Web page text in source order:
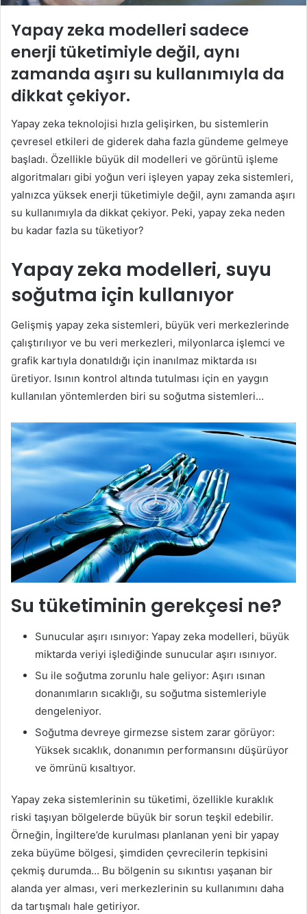
Yapay zeka modelleri sadece
enerji tüketimiyle değil, aynı
zamanda aşırı su kullanımıyla da
dikkat çekiyor.
Yapay zeka teknolojisi hızla gelişirken, bu sistemlerin
çevresel etkileri de giderek daha fazla gündeme gelmeye
başladı. Özellikle büyük dil modelleri ve görüntü işleme
algoritmaları gibi yoğun veri işleyen yapay zeka sistemleri,
yalnızca yüksek enerji tüketimiyle değil, aynı zamanda aşırı
su kullanımıyla da dikkat çekiyor. Peki, yapay zeka neden
bu kadar fazla su tüketiyor?
Yapay zeka modelleri, suyu
soğutma için kullanıyor
Gelişmiş yapay zeka sistemleri, büyük veri merkezlerinde
çalıştırılıyor ve bu veri merkezleri, milyonlarca işlemci ve
grafik kartıyla donatıldığı için inanılmaz miktarda ısı
üretiyor. Isının kontrol altında tutulması için en yaygın
kullanılan yöntemlerden biri su soğutma sistemleri…
Su tüketiminin gerekçesi ne?
Sunucular aşırı ısınıyor: Yapay zeka modelleri, büyük
miktarda veriyi işlediğinde sunucular aşırı ısınıyor.
Su ile soğutma zorunlu hale geliyor: Aşırı ısınan
donanımların sıcaklığı, su soğutma sistemleriyle
dengeleniyor.
Soğutma devreye girmezse sistem zarar görüyor:
Yüksek sıcaklık, donanımın performansını düşürüyor
ve ömrünü kısaltıyor.
Yapay zeka sistemlerinin su tüketimi, özellikle kuraklık
riski taşıyan bölgelerde büyük bir sorun teşkil edebilir.
Örneğin, İngiltere’de kurulması planlanan yeni bir yapay
zeka büyüme bölgesi, şimdiden çevrecilerin tepkisini
çekmiş durumda… Bu bölgenin su sıkıntısı yaşanan bir
alanda yer alması, veri merkezlerinin su kullanımını daha
da tartışmalı hale getiriyor.